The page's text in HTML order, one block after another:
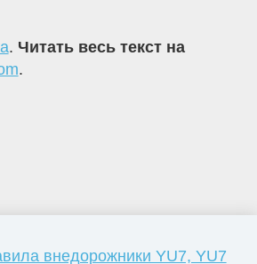
. Читать весь текст на
.
внедорожники YU7, YU7